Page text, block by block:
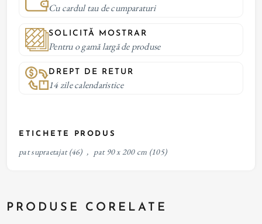
Cu cardul tau de cumparaturi
SOLICITĂ MOSTRAR
Pentru o gamă largă de produse
DREPT DE RETUR
14 zile calendaristice
ETICHETE PRODUS
pat supraetajat (46) , pat 90 x 200 cm (105)
PRODUSE CORELATE